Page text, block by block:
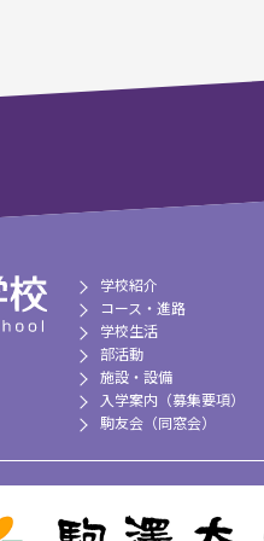
学校紹介
コース・進路
学校生活
部活動
施設・設備
入学案内（募集要項）
駒友会（同窓会）